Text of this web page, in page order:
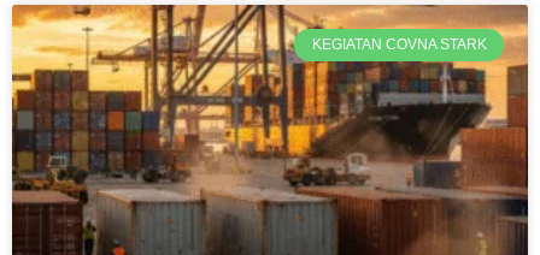
KEGIATAN COVNA STARK